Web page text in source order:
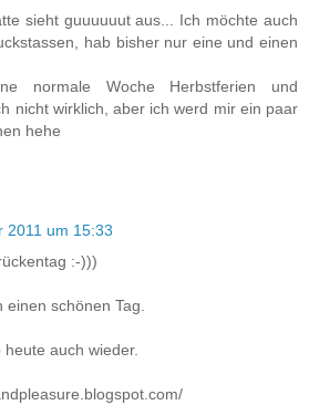
sieht guuuuuut aus... Ich möchte auch
hab bisher nur eine und einen
normale Woche Herbstferien und
nicht wirklich, aber ich werd mir ein paar
hehe
2011 um 15:33
:-)))
schönen Tag.
auch wieder.